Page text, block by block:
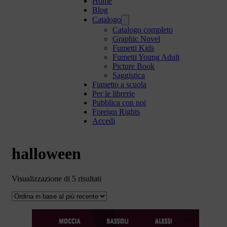
Blog
Catalogo
Catalogo completo
Graphic Novel
Fumetti Kids
Fumetti Young Adult
Picture Book
Saggistica
Fumetto a scuola
Per le librerie
Pubblica con noi
Foreign Rights
Accedi
halloween
Visualizzazione di 5 risultati
base
recente